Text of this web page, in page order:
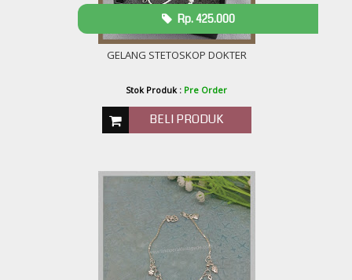
GELANG STETOSKOP DOKTER
Rp. 425.000
Stok Produk : Pre Order
BELI PRODUK